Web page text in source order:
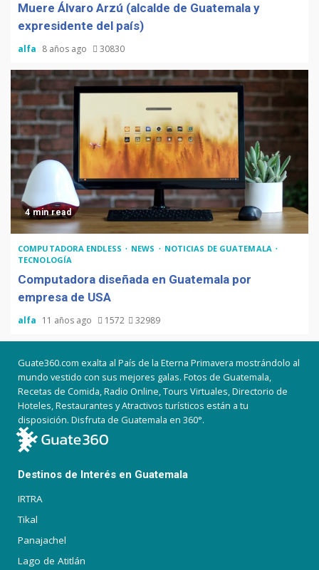
Muere Álvaro Arzú (alcalde de Guatemala y
expresidente del país)
alfa 8 años ago 30830
4 min read
COMPUTADORA ENDLESS NEWS
NOTICIAS DE GUATEMALA
TECNOLOGÍA
Computadora diseñada en Guatemala por
empresa de USA
alfa 11 años ago 1572 32989
Guate360.com exalta al País de la Eterna Primavera mostrándolo al
mundo vestido con sus mejores galas. Fotos de Guatemala,
Recetas de Comida, Radio Online, Tours Virtuales, Directorio de
Hoteles, Restaurantes y Atractivos turísticos están a tu
disposición. Disfruta de Guatemala en 360°.
Destinos de Interés en Guatemala
IRTRA
Tikal
Panajachel
Lago de Atitlán